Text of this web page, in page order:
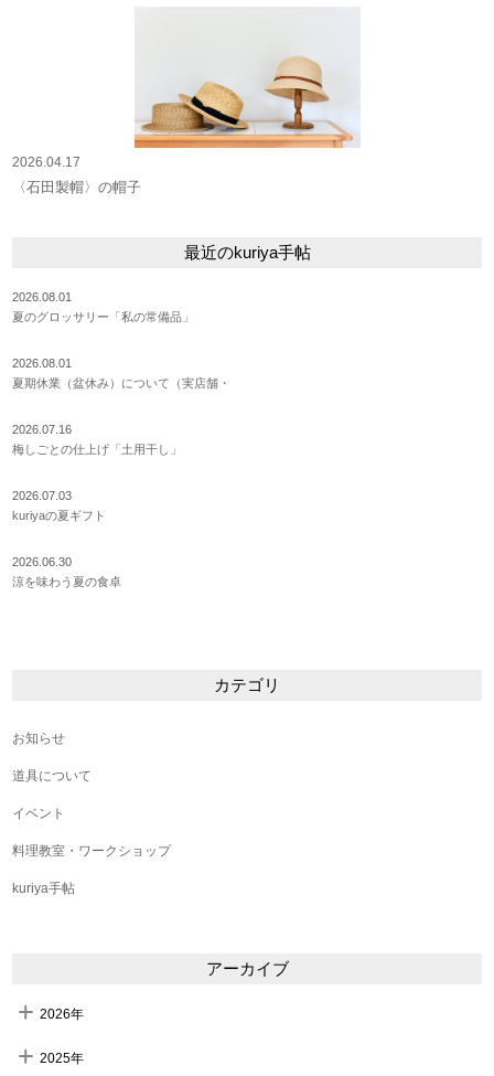
2026.04.17
〈石田製帽〉の帽子
最近のkuriya手帖
2026.08.01
夏のグロッサリー「私の常備品」
2026.08.01
夏期休業（盆休み）について（実店舗・
2026.07.16
梅しごとの仕上げ「土用干し」
2026.07.03
kuriyaの夏ギフト
2026.06.30
涼を味わう夏の食卓
カテゴリ
お知らせ
道具について
イベント
料理教室・ワークショップ
kuriya手帖
アーカイブ
2026年
2025年